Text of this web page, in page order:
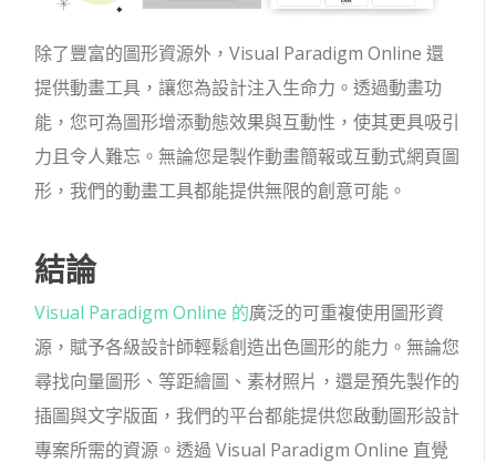
除了豐富的圖形資源外，Visual Paradigm Online 還
提供動畫工具，讓您為設計注入生命力。透過動畫功
能，您可為圖形增添動態效果與互動性，使其更具吸引
力且令人難忘。無論您是製作動畫簡報或互動式網頁圖
形，我們的動畫工具都能提供無限的創意可能。
結論
Visual Paradigm Online 的廣泛的可重複使用圖形資
源，賦予各級設計師輕鬆創造出色圖形的能力。無論您
尋找向量圖形、等距繪圖、素材照片，還是預先製作的
插圖與文字版面，我們的平台都能提供您啟動圖形設計
專案所需的資源。透過 Visual Paradigm Online 直覺